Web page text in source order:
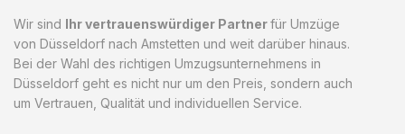
Wir sind Ihr vertrauenswürdiger Partnerfür Umzüge
von Düsseldorf nach Amstetten und weit darüber hinaus.
Bei der Wahl des richtigen Umzugsunternehmens in
Düsseldorf geht es nicht nur um den Preis, sondern auch
um Vertrauen, Qualität und individuellen Service.